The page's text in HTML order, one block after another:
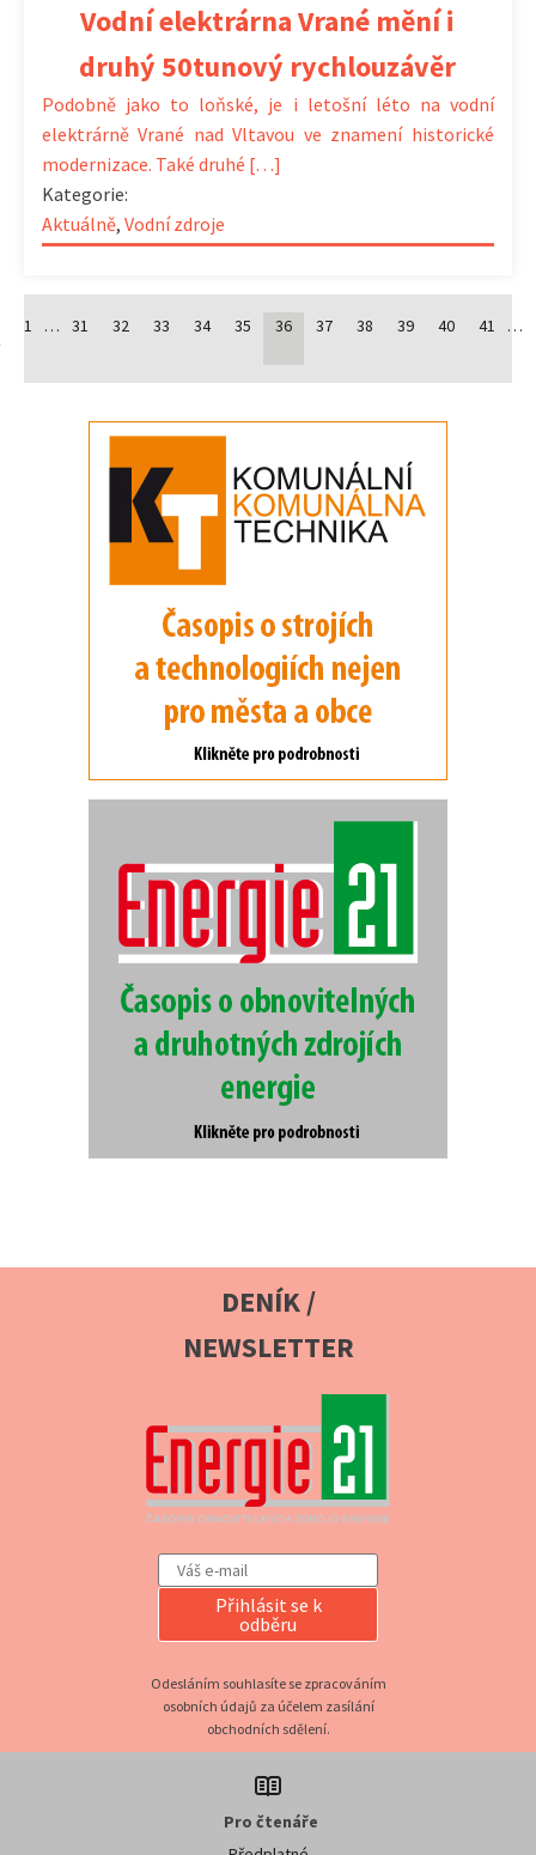
Vodní elektrárna Vrané mění i
druhý 50tunový rychlouzávěr
Podobně jako to loňské, je i letošní léto na vodní
elektrárně Vrané nad Vltavou ve znamení historické
modernizace. Také druhé […]
Kategorie:
Aktuálně, Vodní zdroje
1 … 31 32 33 34 35 36 37 38 39 40 41 …
DENÍK /
NEWSLETTER
Přihlásit se k
odběru
Odesláním souhlasíte se zpracováním
osobních údajů za účelem zasílání
obchodních sdělení.
Pro čtenáře